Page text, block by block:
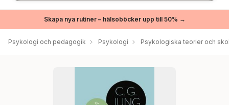
Skapa nya rutiner – hälsoböcker upp till 50% →
Psykologi och pedagogik Psykologi Psykologiska teorier och